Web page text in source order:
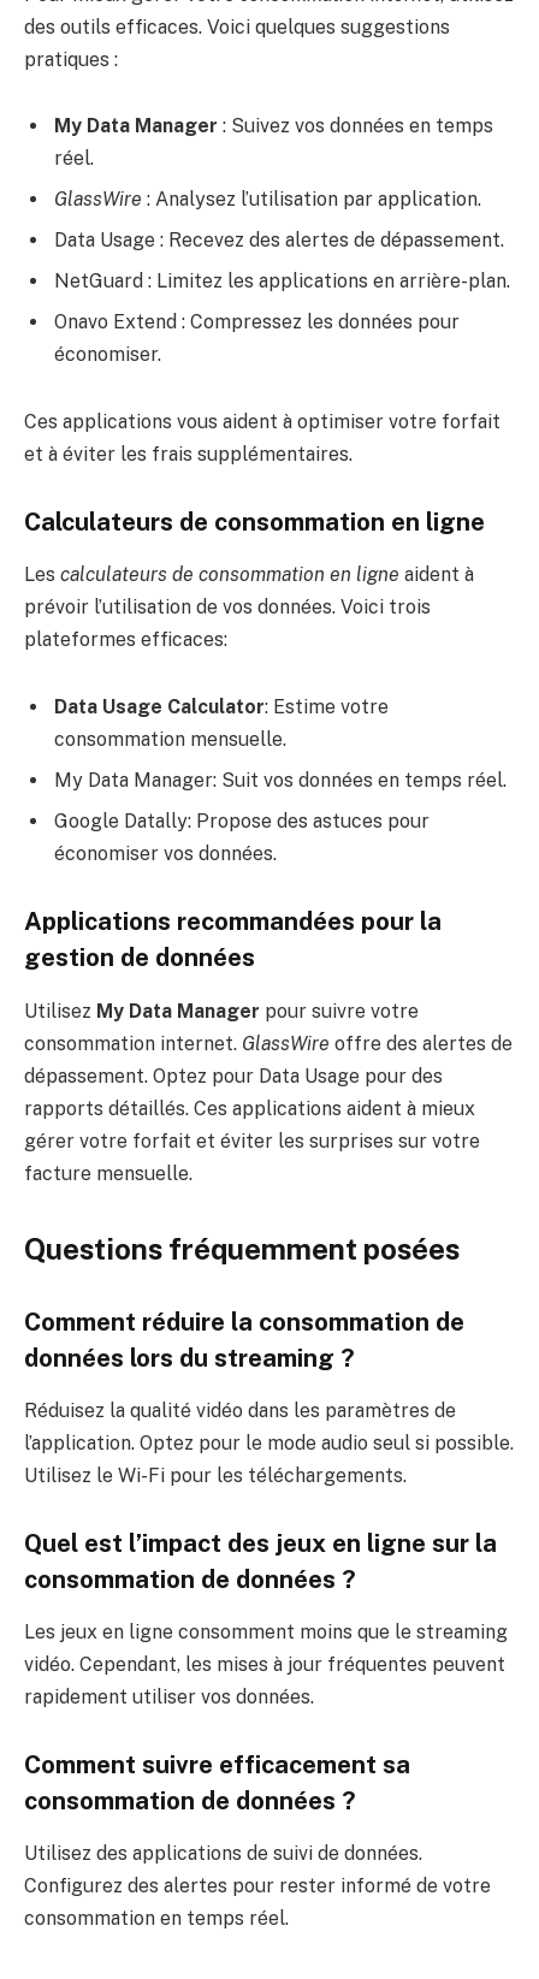
des outils efficaces. Voici quelques suggestions
pratiques :
My Data Manager : Suivez vos données en temps
réel.
GlassWire : Analysez l’utilisation par application.
Data Usage : Recevez des alertes de dépassement.
NetGuard : Limitez les applications en arrière-plan.
Onavo Extend : Compressez les données pour
économiser.
Ces applications vous aident à optimiser votre forfait
et à éviter les frais supplémentaires.
Calculateurs de consommation en ligne
Les calculateurs de consommation en ligne aident à
prévoir l’utilisation de vos données. Voici trois
plateformes efficaces:
Data Usage Calculator: Estime votre
consommation mensuelle.
My Data Manager: Suit vos données en temps réel.
Google Datally: Propose des astuces pour
économiser vos données.
Applications recommandées pour la
gestion de données
Utilisez My Data Manager pour suivre votre
consommation internet. GlassWire offre des alertes de
dépassement. Optez pour Data Usage pour des
rapports détaillés. Ces applications aident à mieux
gérer votre forfait et éviter les surprises sur votre
facture mensuelle.
Questions fréquemment posées
Comment réduire la consommation de
données lors du streaming ?
Réduisez la qualité vidéo dans les paramètres de
l’application. Optez pour le mode audio seul si possible.
Utilisez le Wi-Fi pour les téléchargements.
Quel est l’impact des jeux en ligne sur la
consommation de données ?
Les jeux en ligne consomment moins que le streaming
vidéo. Cependant, les mises à jour fréquentes peuvent
rapidement utiliser vos données.
Comment suivre efficacement sa
consommation de données ?
Utilisez des applications de suivi de données.
Configurez des alertes pour rester informé de votre
consommation en temps réel.